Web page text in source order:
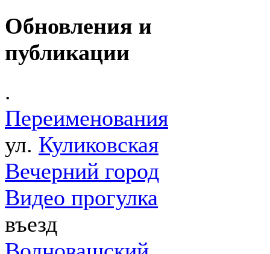
Обновления и
публикации
.
Переименования
ул. Куликовская
Вечерний город
Видео прогулка
въезд